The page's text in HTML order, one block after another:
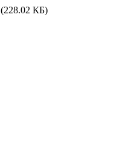
(228.02 КБ)